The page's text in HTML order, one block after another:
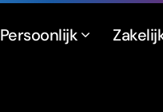
Persoonlijk